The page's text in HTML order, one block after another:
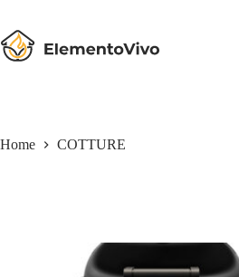
contenuto
Home COTTURE